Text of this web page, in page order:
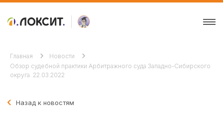
Главная
Новости
Обзор судебной практики Арбитражного суда Западно-Сибирского
округа. 22.03.2022
Назад к новостям